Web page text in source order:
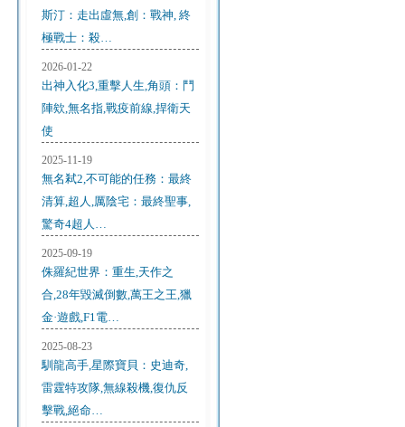
斯汀：走出虛無,創：戰神, 終
極戰士：殺…
2026-01-22
出神入化3,重擊人生,角頭：鬥
陣欸,無名指,戰疫前線,捍衛天
使
2025-11-19
無名弒2,不可能的任務：最終
清算,超人,厲陰宅：最終聖事,
驚奇4超人…
2025-09-19
侏羅紀世界：重生,天作之
合,28年毀滅倒數,萬王之王,獵
金·遊戲,F1電…
2025-08-23
馴龍高手,星際寶貝：史迪奇,
雷霆特攻隊,無線殺機,復仇反
擊戰,絕命…